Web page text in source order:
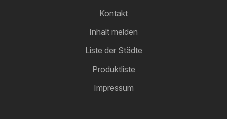
Kontakt
Inhalt melden
Liste der Städte
Produktliste
Impressum